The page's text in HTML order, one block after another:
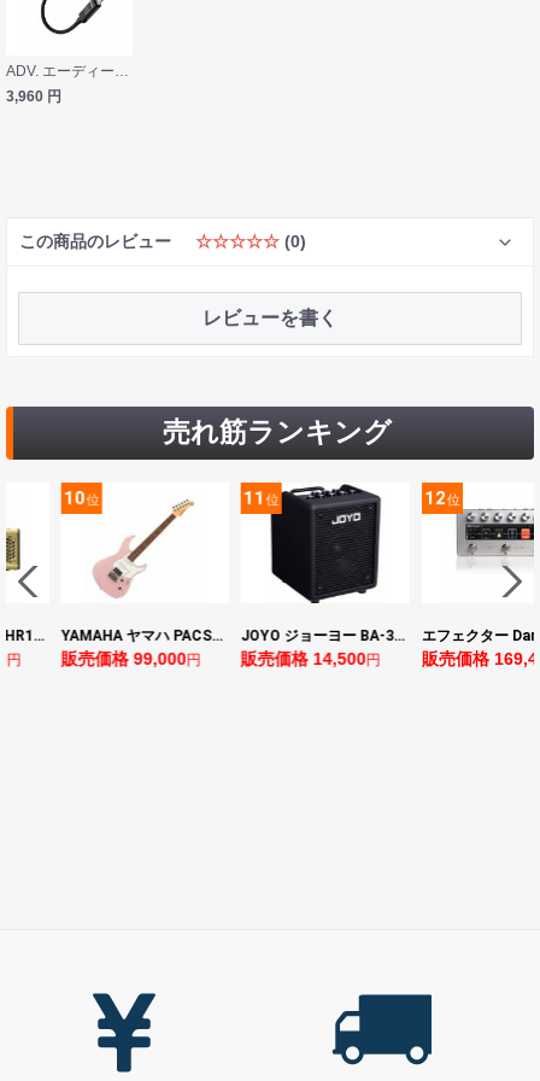
ADV. エーディーブイ Accessport Lite 2nd Generation ポータブルDAC
3,960 円
この商品のレビュー ☆☆☆☆☆ (0)
レビューを書く
売れ筋ランキング
YAMAHA ヤマハ PACS+12 ASP Pacifica Standard Plus パシフィカスタンダードプラス エレキギター
円
11位
JOYO ジョーヨー BA-30 VIBE CUBE BLK 30W 小型ベースアンプ Bluetooth+OTGオーディオI/F搭載
販売価格 14,500円
12位
エフェクター Darkglass Electronics Anagram ベースエフェクター プリアンプ ダークグラス アナグラム
販売価格 169,400円
13位
販売価格